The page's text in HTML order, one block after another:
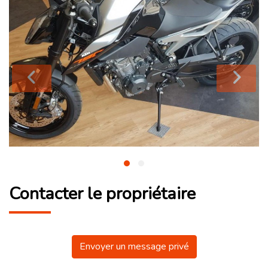
Contacter le propriétaire
Envoyer un message privé